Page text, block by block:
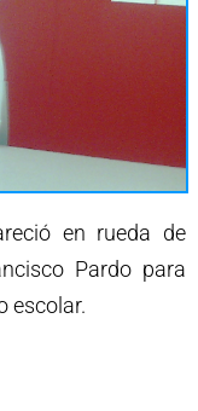
en rueda de
Pardo para
escolar.